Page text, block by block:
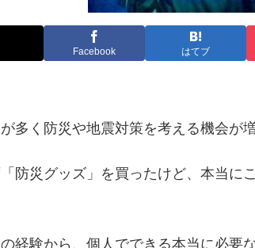
Facebook はてブ
多く防災や地震対策を考える機会が
防災グッズ」を買ったけど、本当に
経験から、個人でできる本当に必要